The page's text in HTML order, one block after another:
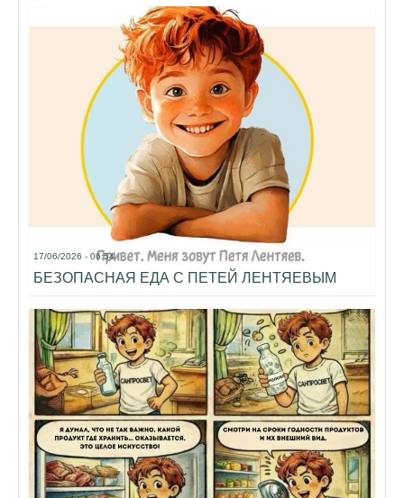
17/06/2026 - 06:54
БЕЗОПАСНАЯ ЕДА С ПЕТЕЙ ЛЕНТЯЕВЫМ